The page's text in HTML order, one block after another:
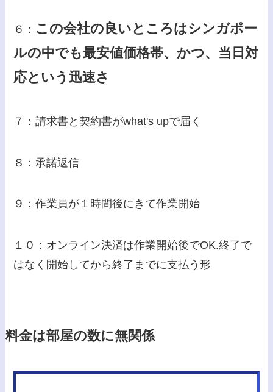
６： この会社の良いところはシンガポー
ルの中でも最安値価格帯、かつ、当日対
応という迅速さ
７：請求書と契約書がwhat's upで届く
８：承諾返信
９：作業員が１時間後にきて作業開始
１０：オンライン決済は作業開始後でOK.終了で
はなく開始してから終了までに支払う形
料金は部屋の数に無関係